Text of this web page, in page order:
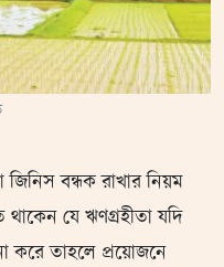
বন্ধক রাখার নিয়ম
যে ঋণগ্রহীতা যদি
করে তাহলে প্রয়োজনে